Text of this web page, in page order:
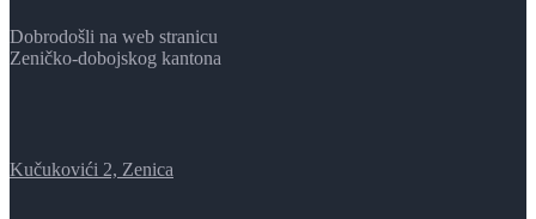
Dobrodošli na web stranicu
Zeničko-dobojskog kantona
Kučukovići 2, Zenica